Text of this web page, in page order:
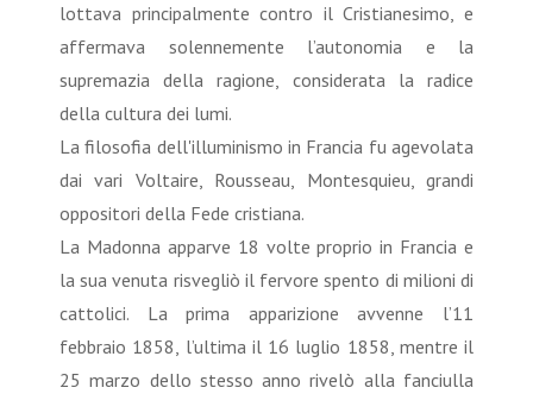
lottava principalmente contro il Cristianesimo, e
affermava solennemente l’autonomia e la
supremazia della ragione, considerata la radice
della cultura dei lumi.
La filosofia dell'illuminismo in Francia fu agevolata
dai vari Voltaire, Rousseau, Montesquieu, grandi
oppositori della Fede cristiana.
La Madonna apparve 18 volte proprio in Francia e
la sua venuta risvegliò il fervore spento di milioni di
cattolici. La prima apparizione avvenne l’11
febbraio 1858, l’ultima il 16 luglio 1858, mentre il
25 marzo dello stesso anno rivelò alla fanciulla